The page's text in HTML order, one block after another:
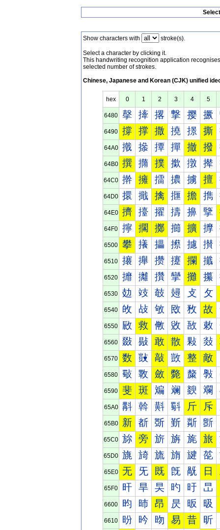
Show characters with stroke(s).
Select a character by clicking it.
This handwriting recognition application
selected number of strokes.
Chinese, Japanese and Korean (CJK) unified
hex 0 1 2 3 4 5
6480 撀 撁 撂 撃 撄 撅
6490 撐 撑 撒 撓 撔 撕
64A0 撠 撡 撢 撣 撤 撥
64B0 撰 撱 撲 撳 撴 撵
64C0 擀 擁 擂 擃 擄 擅
64D0 擐 擑 擒 擓 擔 擕
64E0 擠 擡 擢 擣 擤 擥
64F0 擰 擱 擲 擳 擴 擵
6500 攀 攁 攂 攃 攄 攅
6510 攐 攑 攒 攓 攔 攕
6520 攠 攡 攢 攣 攤 攥
6530 攰 攱 攲 攳 攴 攵
6540 敀 敁 敂 敃 敄 故
6550 敐 救 敒 敓 敔 敕
6560 敠 敡 敢 散 敤 敥
6570 数 敱 敲 敳 整 敵
6580 斀 斁 斂 斃 斄 斅
6590 斐 斑 斒 斓 斔 斕
65A0 斠 斡 斢 斣 斤 斥
65B0 新 斱 斲 斳 斴 斵
65C0 旀 旁 旂 旃 旄 旅
65D0 旐 旑 旒 旓 旔 旕
65E0 无 旡 既 旣 旤 日
65F0 旰 旱 旲 旳 旴 旵
6600 昀 昁 昂 昃 昄 昅
6610 昐 昑 昒 易 昔 昕